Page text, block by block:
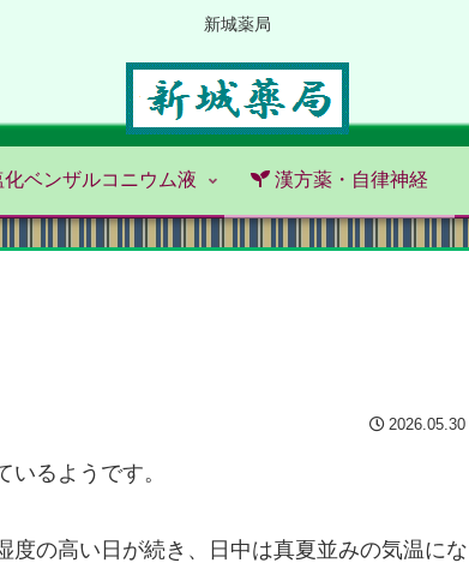
新城薬局
ベンザルコニウム液 漢方薬・自律神経
2026.05.30
るようです。
の高い日が続き、日中は真夏並みの気温にな